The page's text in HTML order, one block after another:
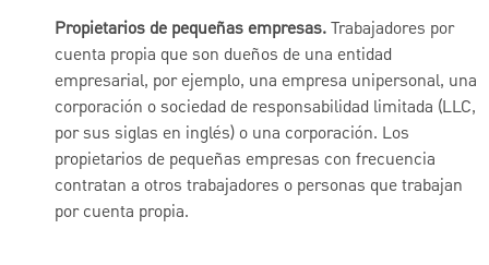
Propietarios de pequeñas empresas.Trabajadores por
cuenta propia que son dueños de una entidad
empresarial, por ejemplo, una empresa unipersonal, una
corporación o sociedad de responsabilidad limitada (LLC,
por sus siglas en inglés) o una corporación. Los
propietarios de pequeñas empresas con frecuencia
contratan a otros trabajadores o personas que trabajan
por cuenta propia.